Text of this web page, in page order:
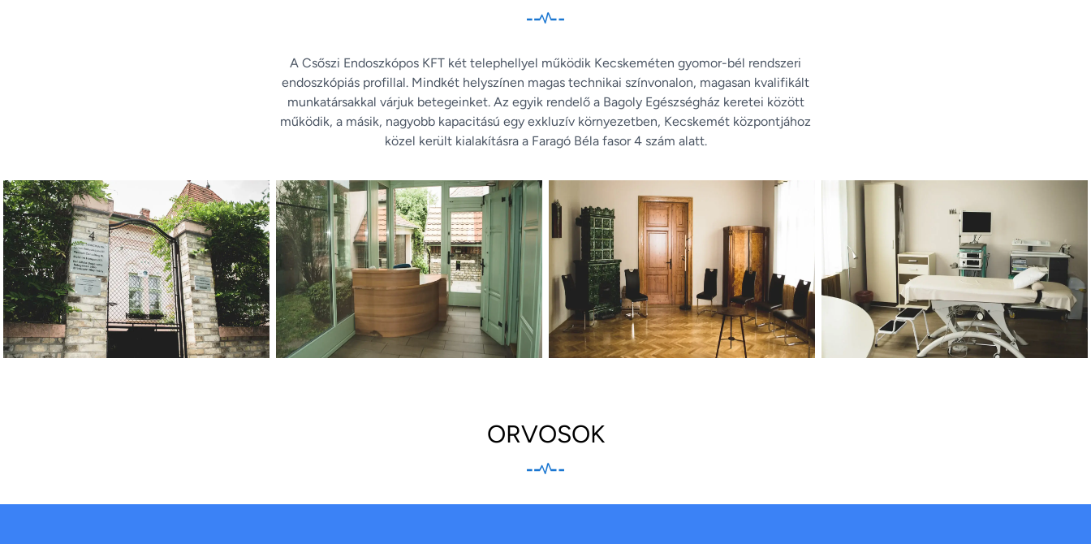
A Csőszi Endoszkópos KFT két telephellyel működik Kecskeméten gyomor-bél rendszeri
endoszkópiás profillal. Mindkét helyszínen magas technikai színvonalon, magasan kvalifikált
munkatársakkal várjuk betegeinket. Az egyik rendelő a Bagoly Egészségház keretei között
működik, a másik, nagyobb kapacitású egy exkluzív környezetben, Kecskemét központjához
közel került kialakításra a Faragó Béla fasor 4 szám alatt.
ORVOSOK